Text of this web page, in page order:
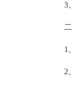
3
1
2